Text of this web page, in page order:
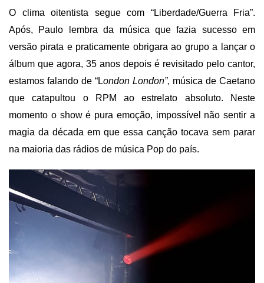
O clima oitentista segue com “Liberdade/Guerra Fria”.
Após, Paulo lembra da música que fazia sucesso em
versão pirata e praticamente obrigara ao grupo a lançar o
álbum que agora, 35 anos depois é revisitado pelo cantor,
estamos falando de “London London”, música de Caetano
que catapultou o RPM ao estrelato absoluto. Neste
momento o show é pura emoção, impossível não sentir a
magia da década em que essa canção tocava sem parar
na maioria das rádios de música Pop do país.